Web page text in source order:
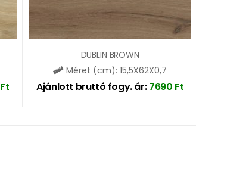
Ft
DUBLIN BROWN
Méret (cm): 15,5X62X0,7
Ajánlott bruttó fogy. ár:7690 Ft